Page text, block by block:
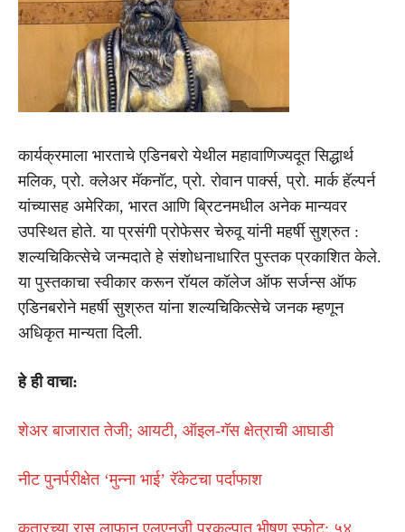
कार्यक्रमाला भारताचे एडिनबरो येथील महावाणिज्यदूत सिद्धार्थ
मलिक, प्रो. क्लेअर मॅकनॉट, प्रो. रोवान पार्क्स, प्रो. मार्क हॅल्पर्न
यांच्यासह अमेरिका, भारत आणि ब्रिटनमधील अनेक मान्यवर
उपस्थित होते. या प्रसंगी प्रोफेसर चेरुवू यांनी महर्षी सुश्रुत :
शल्यचिकित्सेचे जन्मदाते हे संशोधनाधारित पुस्तक प्रकाशित केले.
या पुस्तकाचा स्वीकार करून रॉयल कॉलेज ऑफ सर्जन्स ऑफ
एडिनबरोने महर्षी सुश्रुत यांना शल्यचिकित्सेचे जनक म्हणून
अधिकृत मान्यता दिली.
हे ही वाचा:
शेअर बाजारात तेजी; आयटी, ऑइल-गॅस क्षेत्राची आघाडी
नीट पुनर्परीक्षेत ‘मुन्ना भाई’ रॅकेटचा पर्दाफाश
कतारच्या रास लाफान एलएनजी प्रकल्पात भीषण स्फोट; ५४